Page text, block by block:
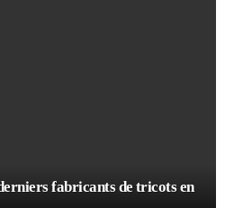
fabricants de tricots en